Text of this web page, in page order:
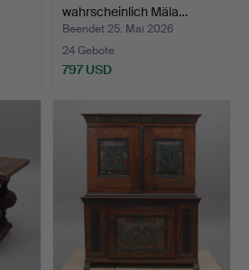
wahrscheinlich Mäla…
Beendet 25. Mai 2026
24 Gebote
797 USD